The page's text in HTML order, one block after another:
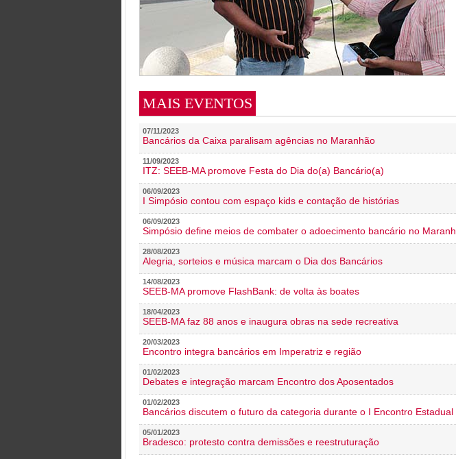
MAIS EVENTOS
07/11/2023
Bancários da Caixa paralisam agências no Maranhão
11/09/2023
ITZ: SEEB-MA promove Festa do Dia do(a) Bancário(a)
06/09/2023
I Simpósio contou com espaço kids e contação de histórias
06/09/2023
Simpósio define meios de combater o adoecimento bancário no
28/08/2023
Alegria, sorteios e música marcam o Dia dos Bancários
14/08/2023
SEEB-MA promove FlashBank: de volta às boates
18/04/2023
SEEB-MA faz 88 anos e inaugura obras na sede recreativa
20/03/2023
Encontro integra bancários em Imperatriz e região
01/02/2023
Debates e integração marcam Encontro dos Aposentados
01/02/2023
Bancários discutem o futuro da categoria durante o I Encontro Estadual
05/01/2023
Bradesco: protesto contra demissões e reestruturação